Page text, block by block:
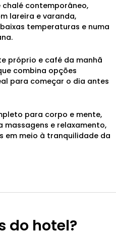
contemporâneo,
lareira e varanda,
temperaturas e numa
próprio e café da manhã
combina opções
para começar o dia antes
para corpo e mente,
e relaxamento,
em meio à tranquilidade da
do hotel?